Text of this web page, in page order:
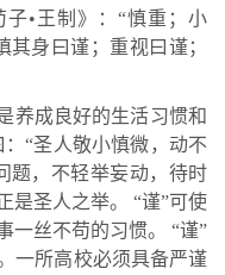
•王制》：“慎重；小
身曰谨；重视曰谨；
养成良好的生活习惯和
“圣人敬小慎微，动不
题，不轻举妄动，待时
是圣人之举。 “谨”可使
一丝不苟的习惯。 “谨”
一所高校必须具备严谨